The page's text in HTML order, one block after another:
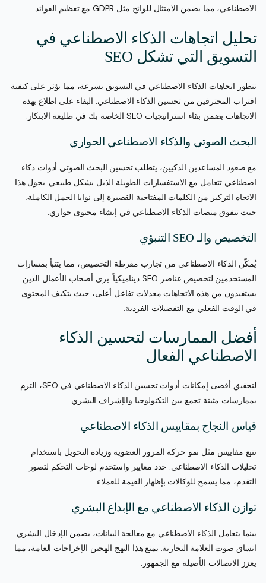
الاصطناعي، مما يضمن الامتثال للوائح مثل GDPR مع تعظيم الفوائد.
تحليل اتجاهات الذكاء الاصطناعي في
التسويق التي تشكل SEO
تتطور اتجاهات الذكاء الاصطناعي في التسويق بسرعة، مما يؤثر على كيفية
اقتراب المحترفين من تحسين الذكاء الاصطناعي. البقاء على اطلاع بهذه
الاتجاهات يضمن بقاء استراتيجيات SEO الخاصة بك في طليعة الابتكار.
البحث الصوتي والذكاء الاصطناعي الحواري
مع صعود المساعدين الذكيين، يتطلب تحسين البحث الصوتي أدوات ذكاء
اصطناعي تتعامل مع الاستفسارات الطويلة الذيل بشكل طبيعي. يحول هذا
الاتجاه التركيز من الكلمات المفتاحية القصيرة إلى نوايا الجمل الكاملة،
حيث تتفوق منصات الذكاء الاصطناعي في إنشاء محتوى حواري.
التخصيص والـ SEO التنبؤي
يُمكّن الذكاء الاصطناعي من تجارب مفرطة التخصيص، مما يتنبأ بمسارات
المستخدمين لتخصيص عناصر SEO ديناميكياً. يرى أصحاب الأعمال الذين
يستفيدون من هذه الاتجاهات معدلات تفاعل أعلى، حيث يتكيف المحتوى
في الوقت الفعلي مع التفضيلات الفردية.
أفضل الممارسات لتحسين الذكاء
الاصطناعي الفعال
لتحقيق أقصى إمكانات أدوات تحسين الذكاء الاصطناعي في SEO، التزم
بممارسات مثبتة تجمع بين التكنولوجيا والإشراف البشري.
قياس النجاح بمقاييس الذكاء الاصطناعي
تتبع مقاييس مثل نمو حركة المرور العضوية وزيادة التحويل باستخدام
تحليلات الذكاء الاصطناعي. حدد معايير واستخدم لوحات التحكم لتصور
التقدم، مما يسمح للوكالات بإظهار القيمة للعملاء.
توازن الذكاء الاصطناعي مع الإبداع البشري
بينما يتعامل الذكاء الاصطناعي مع معالجة البيانات، يضمن الإدخال البشري
اتساق صوت العلامة التجارية. يمنع هذا النهج الهجين الإخراجات العامة، مما
يعزز الاتصالات الأصيلة مع الجمهور.